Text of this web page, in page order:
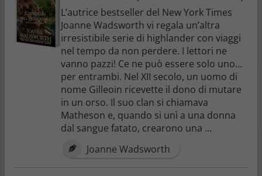
L’autrice bestseller del New York Times
Joanne Wadsworth vi regala un’altra
irresistibile serie di highlander con viaggi
nel tempo da non perdere. I lettori ne
vanno pazzi! Ce ne può essere solo uno…
per entrambi. Nel XII secolo, un uomo di
nome Gilleoin ricevette il dono di mutare
in un orso. Il suo clan si chiamava
Matheson e, quando si unì a una donna
dal sangue fatato, crearono una ...
Joanne Wadsworth